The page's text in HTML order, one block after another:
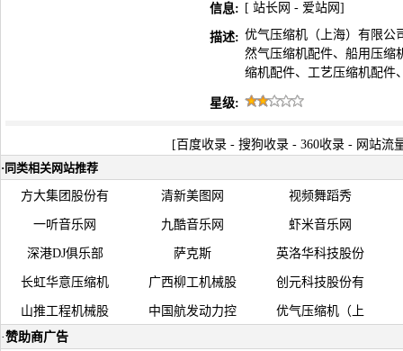
信息: [ 站长网 - 爱站网 ]
描述: 优气压缩机（上海）有限公
然气压缩机配件、船用压缩
缩机配件、工艺压缩机配件
星级:
[ 百度收录 - 搜狗收录 - 360收录 - 网站流
· 同类相关网站推荐
方大集团股份有 清新美图网 视频舞蹈秀
一听音乐网 九酷音乐网 虾米音乐网
深港DJ俱乐部 萨克斯 英洛华科技股份
长虹华意压缩机 广西柳工机械股 创元科技股份有
山推工程机械股 中国航发动力控
优气压缩机（上
·赞助商广告